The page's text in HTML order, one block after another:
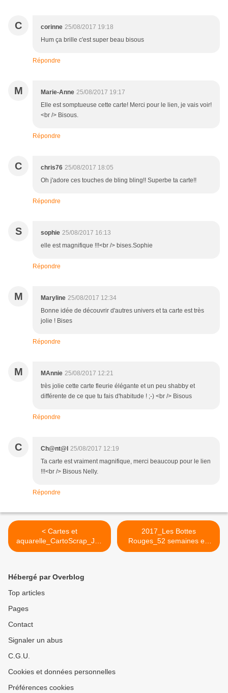
C corinne 25/08/2017 19:18
Hum ça brille c'est super beau bisous
Répondre
M Marie-Anne 25/08/2017 19:17
Elle est somptueuse cette carte! Merci pour le lien, je vais voir!
<br /> Bisous.
Répondre
C chris76 25/08/2017 18:05
Oh j'adore ces touches de bling bling!! Superbe ta carte!!
Répondre
S sophie 25/08/2017 16:13
elle est magnifique !!!<br /> bises.Sophie
Répondre
M Maryline 25/08/2017 12:34
Bonne idée de découvrir d'autres univers et ta carte est très
jolie ! Bises
Répondre
M MAnnie 25/08/2017 12:21
très jolie cette carte fleurie élégante et un peu shabby et
différente de ce que tu fais d'habitude ! ;-) <br /> Bisous
Répondre
C Ch@nt@l 25/08/2017 12:19
Ta carte est vraiment magnifique, merci beaucoup pour le lien
!!!<br /> Bisous Nelly.
Répondre
< Cartes et
aquarelle_CartoScrap_Jeu
de l'été
2017_Les Bottes
Rouges_52 semaines en
images#35_Série photo >
Hébergé par Overblog
Top articles
Pages
Contact
Signaler un abus
C.G.U.
Cookies et données personnelles
Préférences cookies